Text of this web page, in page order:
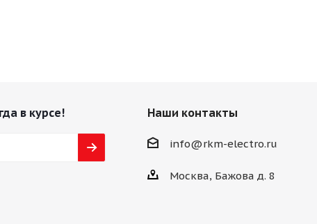
в курсе! Наши контакты
info@rkm-electro.ru
Москва, Бажова д. 8